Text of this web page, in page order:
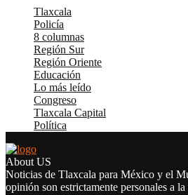
Tlaxcala
Policía
8 columnas
Región Sur(3.341)
Región Oriente
Educación
Lo más leído
Congreso
Tlaxcala Capital
Política
About US
Noticias de Tlaxcala para México y el
opinión son estrictamente personales a